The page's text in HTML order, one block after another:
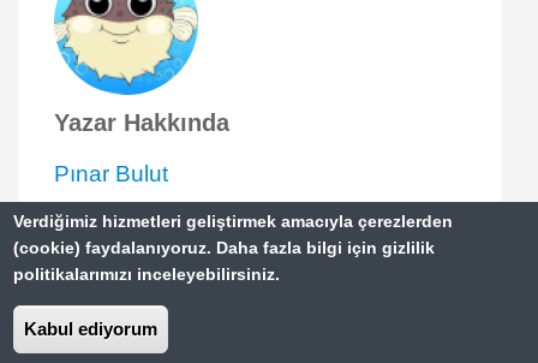
Yazar Hakkında
Pınar Bulut
Gezmeye bahane arayan, sebep yoksa
icat çıkartan, yol olmazsa gökyüzüne
merdiven dayayan, sineğin yağını
hesaplayıp sırf gezme olsun diye öküz
Verdiğimiz hizmetleri geliştirmek amacıyla çerezlerden
(cookie) faydalanıyoruz. Daha fazla bilgi için gizlilik
politikalarımızı inceleyebilirsiniz.
Kabul ediyorum